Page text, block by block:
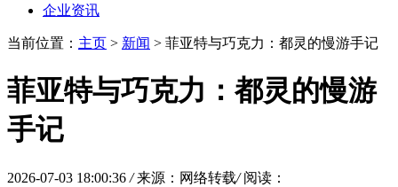
企业资讯
当前位置： 主页 > 新闻 > 菲亚特与巧克力：都灵的慢游手记
菲亚特与巧克力：都灵的慢游
手记
2026-07-03 18:00:36 / 来源：网络转载/ 阅读：